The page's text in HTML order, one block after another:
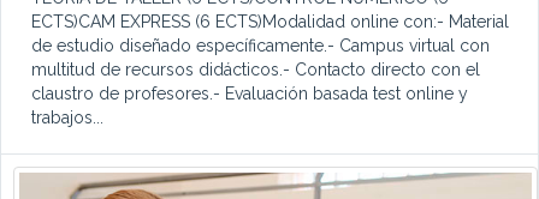
ECTS)CAM EXPRESS (6 ECTS)Modalidad online con:- Material
de estudio diseñado específicamente.- Campus virtual con
multitud de recursos didácticos.- Contacto directo con el
claustro de profesores.- Evaluación basada test online y
trabajos...